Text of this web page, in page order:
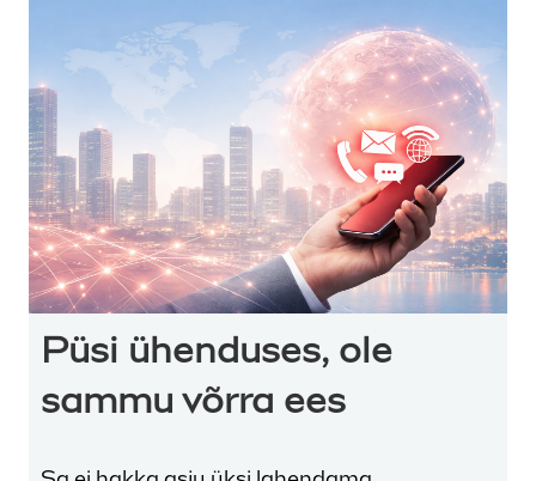
Püsi ühenduses, ole
sammu võrra ees